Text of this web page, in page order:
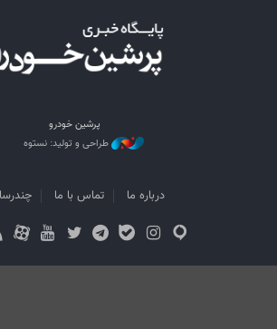
پرشین خودرو
طراحی و تولید: نستوه
درباره ما تماس با ما